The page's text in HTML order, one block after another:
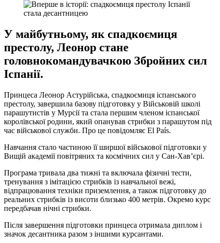
У майбутньому, як спадкоємиця
престолу, Леонор стане
головнокомандувачкою Збройних сил
Іспанії.
Принцеса Леонор Астурійська, спадкоємиця іспанського
престолу, завершила базову підготовку у Військовій школі
парашутистів у Мурсії та стала першим членом іспанської
королівської родини, який опанував стрибки з парашутом під
час військової служби. Про це повідомляє El País.
Навчання стало частиною її ширшої військової підготовки у
Вищій академії повітряних та космічних сил у Сан-Хав’єрі.
Програма тривала два тижні та включала фізичні тести,
тренування з імітацією стрибків із навчальної вежі,
відпрацювання техніки приземлення, а також підготовку до
реальних стрибків із висоти близько 400 метрів. Окремо курс
передбачав нічні стрибки.
Після завершення підготовки принцеса отримала диплом і
значок десантника разом з іншими курсантами.